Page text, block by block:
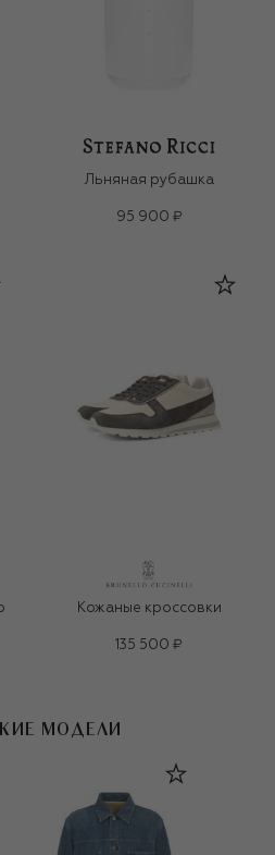
Льняная рубашка
95 900 ₽
Кожаные кроссовки
135 500 ₽
МОДЕЛИ